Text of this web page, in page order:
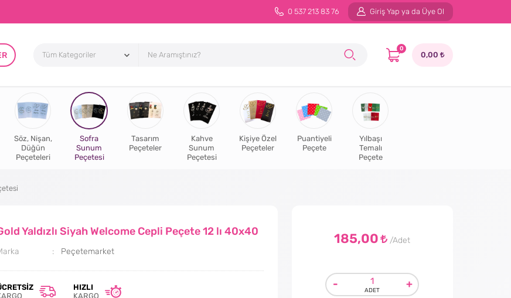
0 537 213 83 76 Giriş Yap ya da Üye Ol
0
0,00
Söz, Nişan,
Düğün
Peçeteleri
Sofra
Sunum
Peçetesi
Tasarım
Peçeteler
Kahve
Sunum
Peçetesi
Kişiye Özel
Peçeteler
Puantiyeli
Peçete
Yılbaşı
Temalı
Peçete
Yaldızlı Siyah Welcome Cepli Peçete 12 lı 40x40
Peçetemarket
HIZLI
KARGO
185,00
- +